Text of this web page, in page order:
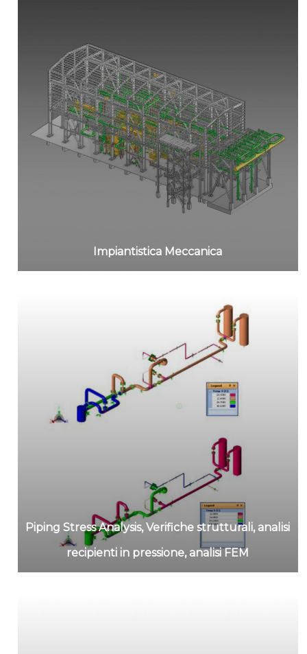
Impiantistica Meccanica
Piping Stress Analysis, Verifiche strutturali, analisi
recipienti in pressione, analisi FEM